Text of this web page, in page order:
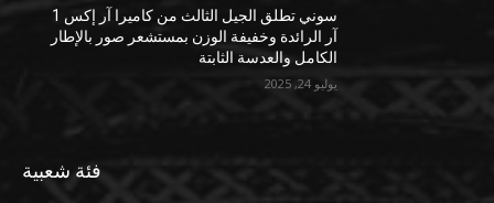
سوني تطلق الجيل الثالث من كاميرا آر إكس 1
آر الرائدة وخفيفة الوزن بمستشعر صور بالإطار
الكامل والعدسة الثابتة
يوليو 24, 2025
فئة شعبية